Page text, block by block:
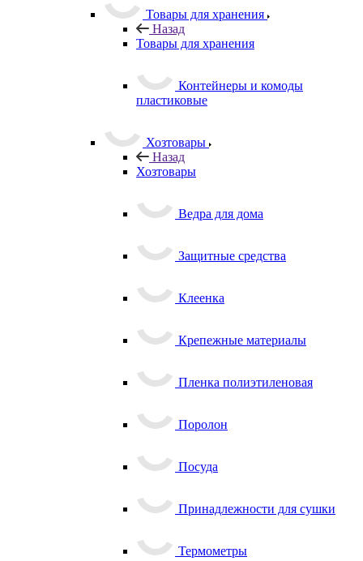
Товары для хранения
Назад
Товары для хранения
Контейнеры и комоды
пластиковые
Хозтовары
Назад
Хозтовары
Ведра для дома
Защитные средства
Клеенка
Крепежные материалы
Пленка полиэтиленовая
Поролон
Посуда
Принадлежности для сушки
Термометры